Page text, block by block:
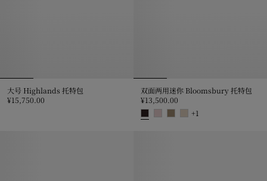
大号 Highlands 托特包
¥15,750.00
大号 Highlands 托特包, ¥15,750.00
双面两用迷你 Bloomsbury 托特包
¥13,500.00
+1